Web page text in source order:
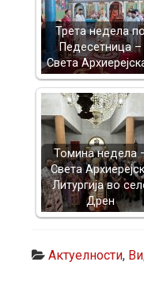
Трета недела
Педесетница –
Света
Томина недела
Света
Литургија во
Дрен
Актуелности,